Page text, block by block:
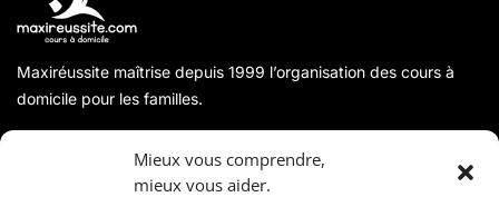
Mieux vous comprendre,
mieux vous aider.
Maxiréussite maîtrise depuis 1999 l’organisation des cours à
domicile pour les familles.